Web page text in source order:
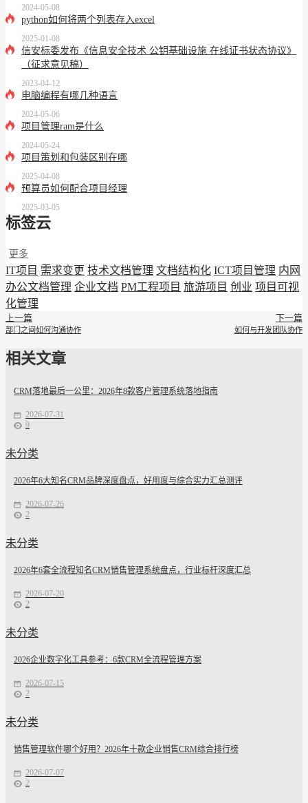
2024-05-08
python如何将两个列表存入excel
2025-01-08
信安标委发布《信息安全技术 公钥基础设施 在线证书状态协议》
（征求意见稿）
2023-04-12
电脑编程有哪几种语言
2024-05-06
项目管理ram是什么
2024-05-24
项目策划和包装区别在哪
2025-04-08
预算员如何配合项目经理
2025-03-05
标签云
更多
IT项目 需求变更 技术文档管理 文档结构化 ICT项目管理 内网
办公文档管理 企业文档 PM工程项目 旅游项目 创业 项目可视
化管理
上一篇
部门之间如何沟通协作
下一篇
如何与开发团队协作
相关文章
CRM落地最后一公里：2026年8款客户管理系统落地指南
2026-07-31
9
未分类
2026年6大知名CRM品牌深度盘点，好用度与综合实力汇总测评
2026-07-26
2
未分类
2026年6套全流程知名CRM销售管理系统盘点，行业标杆深度汇总
2026-07-20
2
未分类
2026企业数字化工具参考：6款CRM全流程管理方案
2026-07-15
2
未分类
销售管理软件哪个好用？2026年十款企业销售CRM综合排行榜
2026-07-07
2